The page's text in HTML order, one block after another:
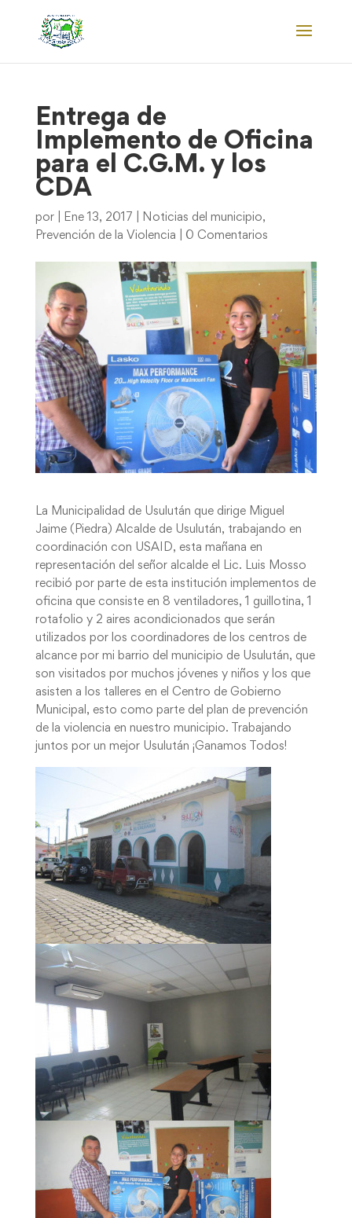
Entrega de
Implemento de Oficina
para el C.G.M. y los
CDA
por Ene 13, 2017 Noticias del municipio,
Prevención de la Violencia
0 Comentarios
La Municipalidad de Usulután que dirige Miguel
Jaime (Piedra) Alcalde de Usulután, trabajando en
coordinación con USAID, esta mañana en
representación del señor alcalde el Lic. Luis Mosso
recibió por parte de esta institución implementos de
oficina que consiste en 8 ventiladores, 1 guillotina, 1
rotafolio y 2 aires acondicionados que serán
utilizados por los coordinadores de los centros de
alcance por mi barrio del municipio de Usulután, que
son visitados por muchos jóvenes y niños y los que
asisten a los talleres en el Centro de Gobierno
Municipal, esto como parte del plan de prevención
de la violencia en nuestro municipio. Trabajando
juntos por un mejor Usulután ¡Ganamos Todos!